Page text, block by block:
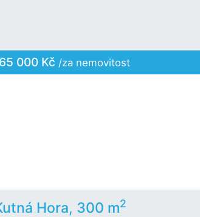
000 Kč /za nemovitost
Hora, 300 m2